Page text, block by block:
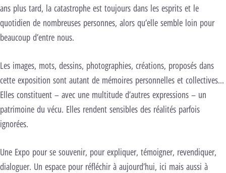
ans plus tard, la catastrophe est toujours dans les esprits et le
quotidien de nombreuses personnes, alors qu’elle semble loin pour
beaucoup d’entre nous.
Les images, mots, dessins, photographies, créations, proposés dans
cette exposition sont autant de mémoires personnelles et collectives…
Elles constituent – avec une multitude d’autres expressions – un
patrimoine du vécu. Elles rendent sensibles des réalités parfois
ignorées.
Une Expo pour se souvenir, pour expliquer, témoigner, revendiquer,
dialoguer. Un espace pour réfléchir à aujourd’hui, ici mais aussi à